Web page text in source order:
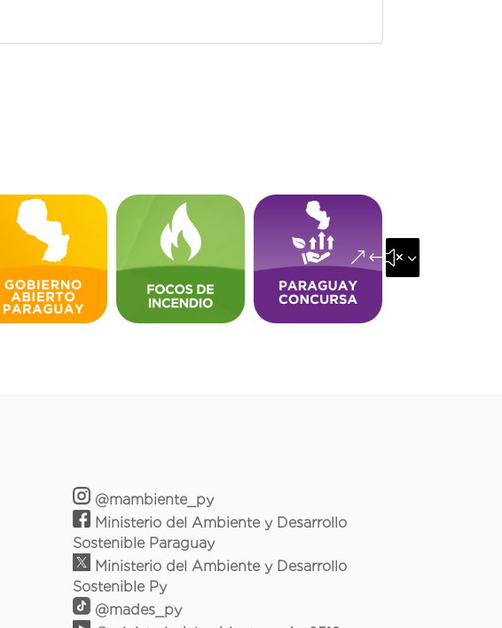
&#x35;
@mambiente_py
Ministerio del Ambiente y Desarrollo
Sostenible Paraguay
Ministerio del Ambiente y Desarrollo
Sostenible Py
@mades_py